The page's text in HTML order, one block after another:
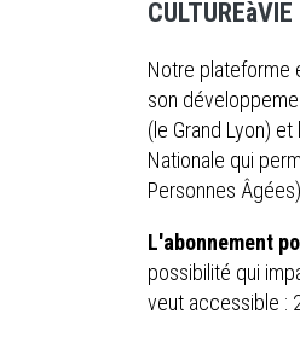
Notre plateforme
son
(le Grand Lyon)
Nationale qui
Personnes
L'abonnement
possibilité qui
veut accessible :